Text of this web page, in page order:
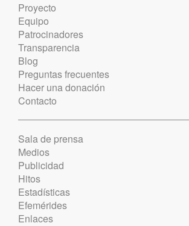
Proyecto
Equipo
Patrocinadores
Transparencia
Blog
Preguntas frecuentes
Hacer una donación
Contacto
Sala de prensa
Medios
Publicidad
Hitos
Estadísticas
Efemérides
Enlaces